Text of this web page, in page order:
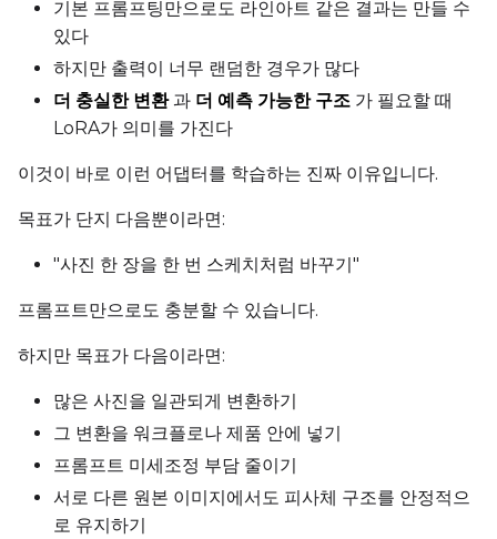
DATASETS
You have no
Upload a dataset
Dataset
Control Dataset 2
기본 프롬프팅만으로도 라인아트 같은 결과는 만들 수
있다
하지만 출력이 너무 랜덤한 경우가 많다
더 충실한 변환과 더 예측 가능한 구조 가 필요할 때
LoRA가 의미를 가진다
이것이 바로 이런 어댑터를 학습하는 진짜 이유입니다.
목표가 단지 다음뿐이라면:
"사진 한 장을 한 번 스케치처럼 바꾸기"
프롬프트만으로도 충분할 수 있습니다.
하지만 목표가 다음이라면:
많은 사진을 일관되게 변환하기
그 변환을 워크플로나 제품 안에 넣기
프롬프트 미세조정 부담 줄이기
서로 다른 원본 이미지에서도 피사체 구조를 안정적으
로 유지하기